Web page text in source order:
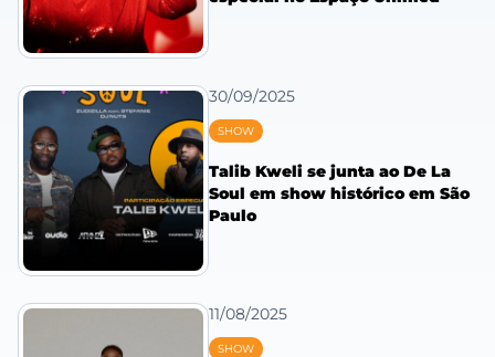
30/09/2025
SHOW
Talib Kweli se junta ao De La
Soul em show histórico em São
Paulo
11/08/2025
SHOW